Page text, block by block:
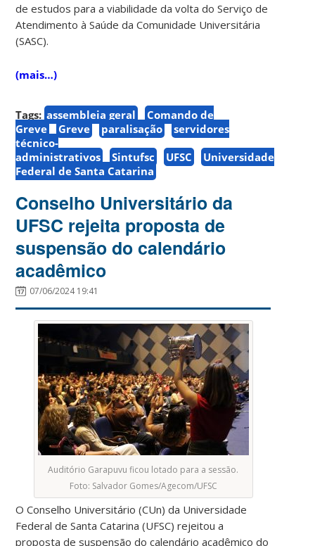
de estudos para a viabilidade da volta do Serviço de
Atendimento à Saúde da Comunidade Universitária
(SASC).
(mais…)
Tags: assembleia geral
Comando de
Greve
Greve paralisação
servidores
técnico-
administrativos
Sintufsc UFSC
Universidade
Federal de Santa Catarina
Conselho Universitário da
UFSC rejeita proposta de
suspensão do calendário
acadêmico
07/06/2024 19:41
Auditório Garapuvu ficou lotado para a sessão.
Foto: Salvador Gomes/Agecom/UFSC
O Conselho Universitário (CUn) da Universidade
Federal de Santa Catarina (UFSC) rejeitou a
proposta de suspensão do calendário acadêmico do